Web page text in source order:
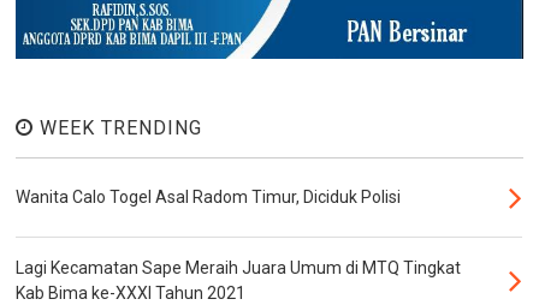
WEEK TRENDING
Wanita Calo Togel Asal Radom Timur, Diciduk Polisi
Lagi Kecamatan Sape Meraih Juara Umum di MTQ Tingkat
Kab Bima ke-XXXI Tahun 2021